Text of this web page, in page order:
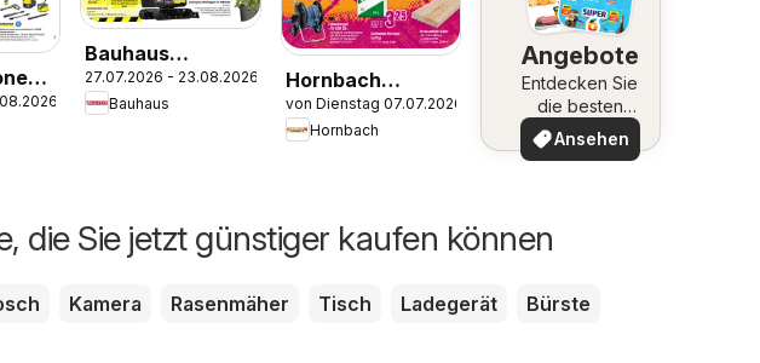
Bauhaus
aktionen
27.07.2026 - 23.08.2026
Bauhaus
Hornbach
aktionen
von Dienstag 07.07.2026
Hornbach
Angebote
Entdecken Sie
die besten
Angebote
Ansehen
die Sie jetzt günstiger kaufen können
Kamera Rasenmäher Tisch Ladegerät
Bürste